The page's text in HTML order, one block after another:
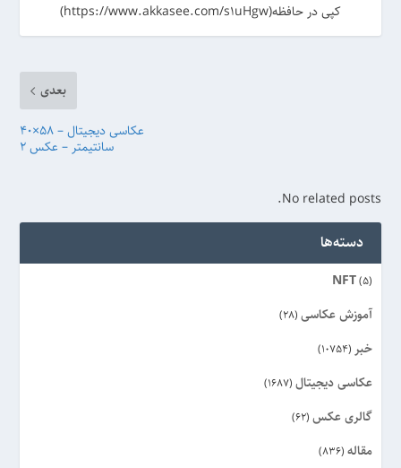
کپی در حافظه(https://www.akkasee.com/s1uHgw)
بعدی
عکاسی دیجیتال – 58×40
سانتیمتر – عکس 2
No related posts.
دسته‌ها
NFT(5)
آموزش عکاسی (28)
خبر (10754)
عکاسی دیجیتال (1687)
گالری عکس (62)
مقاله (836)